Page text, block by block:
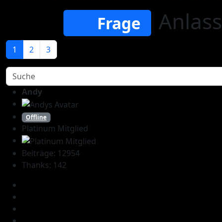
Frage
1 2 3
Andy
Offline
Platinum Mitglied
Beiträge: 12954
Thanks: 142